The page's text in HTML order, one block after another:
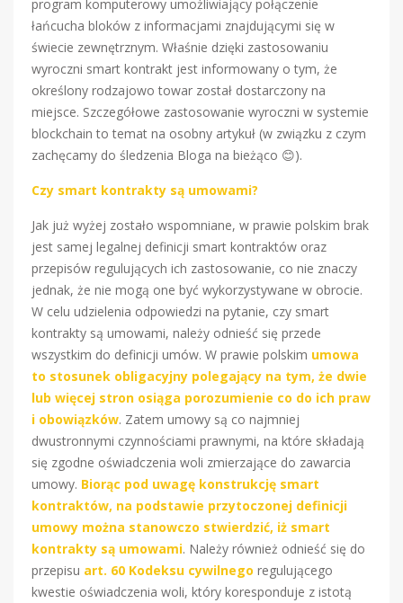
program komputerowy umożliwiający połączenie
łańcucha bloków z informacjami znajdującymi się w
świecie zewnętrznym. Właśnie dzięki zastosowaniu
wyroczni smart kontrakt jest informowany o tym, że
określony rodzajowo towar został dostarczony na
miejsce. Szczegółowe zastosowanie wyroczni w systemie
blockchain to temat na osobny artykuł (w związku z czym
zachęcamy do śledzenia Bloga na bieżąco 😊).
Czy smart kontrakty są umowami?
Jak już wyżej zostało wspomniane, w prawie polskim brak
jest samej legalnej definicji smart kontraktów oraz
przepisów regulujących ich zastosowanie, co nie znaczy
jednak, że nie mogą one być wykorzystywane w obrocie.
W celu udzielenia odpowiedzi na pytanie, czy smart
kontrakty są umowami, należy odnieść się przede
wszystkim do definicji umów. W prawie polskim umowa
to stosunek obligacyjny polegający na tym, że dwie
lub więcej stron osiąga porozumienie co do ich praw
i obowiązków. Zatem umowy są co najmniej
dwustronnymi czynnościami prawnymi, na które składają
się zgodne oświadczenia woli zmierzające do zawarcia
umowy. Biorąc pod uwagę konstrukcję smart
kontraktów, na podstawie przytoczonej definicji
umowy można stanowczo stwierdzić, iż smart
kontrakty są umowami. Należy również odnieść się do
przepisu art. 60 Kodeksu cywilnego regulującego
kwestie oświadczenia woli, który koresponduje z istotą